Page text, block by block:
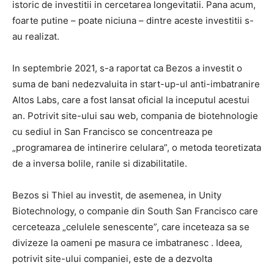
istoric de investitii in cercetarea longevitatii. Pana acum,
foarte putine – poate niciuna – dintre aceste investitii s-
au realizat.
In septembrie 2021, s-a raportat ca Bezos a investit o
suma de bani nedezvaluita in start-up-ul anti-imbatranire
Altos Labs, care a fost lansat oficial la inceputul acestui
an. Potrivit site-ului sau web, compania de biotehnologie
cu sediul in San Francisco se concentreaza pe
„programarea de intinerire celulara”, o metoda teoretizata
de a inversa bolile, ranile si dizabilitatile.
Bezos si Thiel au investit, de asemenea, in Unity
Biotechnology, o companie din South San Francisco care
cerceteaza „celulele senescente”, care inceteaza sa se
divizeze la oameni pe masura ce imbatranesc . Ideea,
potrivit site-ului companiei, este de a dezvolta